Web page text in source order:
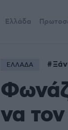
Ελλάδα
ΕΛΛΑΔΑ
να